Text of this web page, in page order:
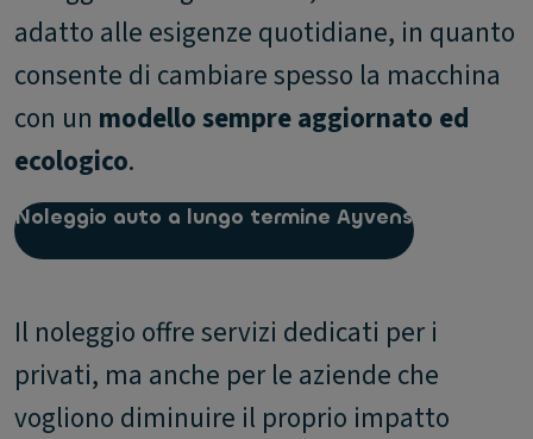
adatto alle esigenze quotidiane, in quanto
consente di cambiare spesso la macchina
con un modello sempre aggiornato ed
ecologico.
Noleggio auto a lungo termine Ayvens
Il noleggio offre servizi dedicati per i
privati, ma anche per le aziende che
vogliono diminuire il proprio impatto